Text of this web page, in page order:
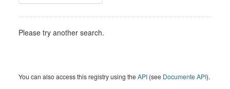
Please try another search.
You can also access this registry using theAPI (see Documente API).